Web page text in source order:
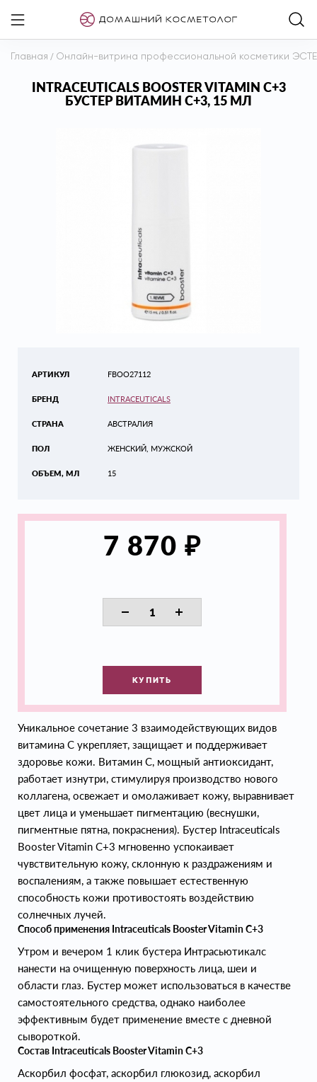
Главная / Онлайн-витрина профессиональной косметики
INTRACEUTICALS BOOSTER VITAMIN C+3
БУСТЕР ВИТАМИН C+3, 15 МЛ
АРТИКУЛ
БРЕНД
СТРАНА
ПОЛ
ОБЪЕМ, МЛ
FBOO27112
INTRACEUTICALS
АВСТРАЛИЯ
ЖЕНСКИЙ, МУЖСКОЙ
15
7 870 ₽
КУПИТЬ
Уникальное сочетание 3 взаимодействующих видов
витамина С укрепляет, защищает и поддерживает
здоровье кожи. Витамин С, мощный антиоксидант,
работает изнутри, стимулируя производство нового
коллагена, освежает и омолаживает кожу, выравнивает
цвет лица и уменьшает пигментацию (веснушки,
пигментные пятна, покраснения). Бустер Intraceuticals
Booster Vitamin C+3 мгновенно успокаивает
чувствительную кожу, склонную к раздражениям и
воспалениям, а также повышает естественную
способность кожи противостоять воздействию
солнечных лучей.
Способ применения Intraceuticals Booster Vitamin C+3
Утром и вечером 1 клик бустера Интрасьютикалс
нанести на очищенную поверхность лица, шеи и
области глаз. Бустер может использоваться в качестве
самостоятельного средства, однако наиболее
эффективным будет применение вместе с дневной
сывороткой.
Состав Intraceuticals Booster Vitamin C+3
Аскорбил фосфат, аскорбил глюкозид, аскорбил